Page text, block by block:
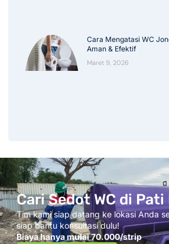
Cara Mengatasi WC
Aman & Efektif
Maret 9, 2026
Cari Sedot WC di
Tim kami siap datang ke lokasi Anda
siap bantu konsultasi dulu!
Biaya hanya mulai 70.000/strip